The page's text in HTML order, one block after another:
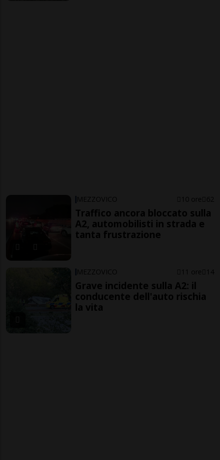
MEZZOVICO 10 ore 62
Traffico ancora bloccato sulla
A2, automobilisti in strada e
tanta frustrazione
MEZZOVICO 11 ore 14
Grave incidente sulla A2: il
conducente dell'auto rischia
la vita